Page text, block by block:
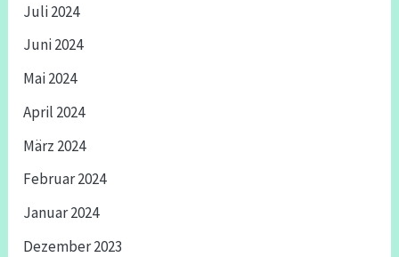
Juli 2024
Juni 2024
Mai 2024
April 2024
März 2024
Februar 2024
Januar 2024
Dezember 2023